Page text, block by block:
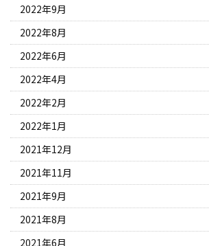
2022年9月
2022年8月
2022年6月
2022年4月
2022年2月
2022年1月
2021年12月
2021年11月
2021年9月
2021年8月
2021年6月